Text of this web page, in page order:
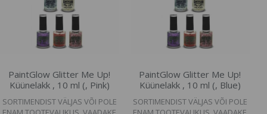
PaintGlow Glitter Me Up!
Küünelakk , 10 ml (, Pink)
SORTIMENDIST VÄLJAS VÕI POLE
PaintGlow Glitter Me Up!
Küünelakk , 10 ml (, Blue)
SORTIMENDIST VÄLJAS VÕI POLE